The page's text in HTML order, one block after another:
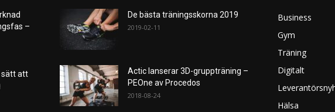
–
sätt att
De bästa träningsskorna 2019
2019-02-11
Actic lanserar 3D-gruppträning –
PEOne av Procedos
2018-08-24
Business
Gym
Träning
Digitalt
Hälsa